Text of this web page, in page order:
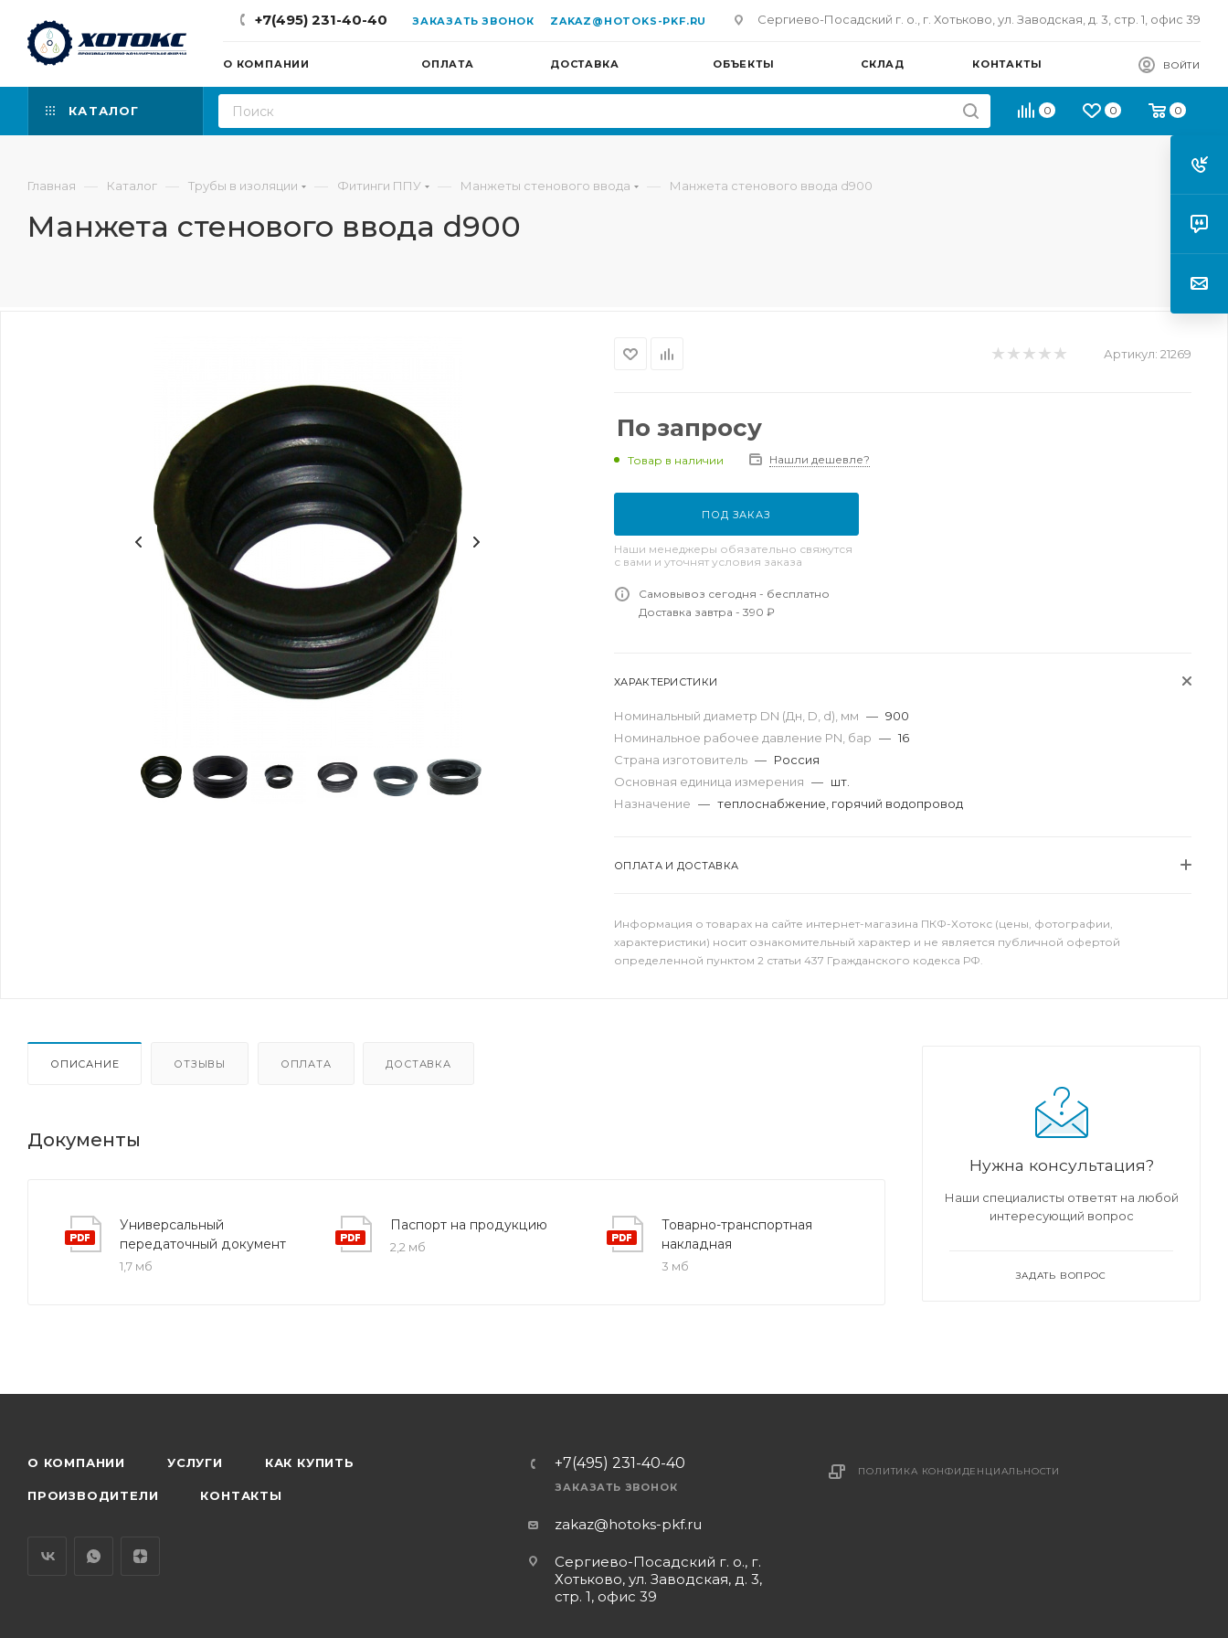
+7(495) 231-40-40 ЗАКАЗАТЬ ЗВОНОК ZAKAZ@HOTOKS-PKF.RU Сергиево-Посадский г. о., г. Хотьково, ул. Заводская, д. 3, стр. 1, офис 39
О КОМПАНИИ ОПЛАТА ДОСТАВКА ОБЪЕКТЫ СКЛАД КОНТАКТЫ ВОЙТИ
КАТАЛОГ 0 0 0
Главная — Каталог — Трубы в изоляции — Фитинги ППУ — Манжеты стенового ввода — Манжета стенового ввода d900
Манжета стенового ввода d900
Артикул: 21269
По запросу
Товар в наличии Нашли дешевле?
ПОД ЗАКАЗ
Наши менеджеры обязательно свяжутся
с вами и уточнят условия заказа
Самовывоз сегодня - бесплатно
Доставка завтра - 390 ₽
ХАРАКТЕРИСТИКИ
Номинальный диаметр DN (Дн, D, d), мм — 900
Номинальное рабочее давление PN, бар — 16
Страна изготовитель — Россия
Основная единица измерения — шт.
Назначение — теплоснабжение, горячий водопровод
ОПЛАТА И ДОСТАВКА
Информация о товарах на сайте интернет-магазина ПКФ-Хотокс (цены, фотографии,
характеристики) носит ознакомительный характер и не является публичной офертой
определенной пунктом 2 статьи 437 Гражданского кодекса РФ.
ОПИСАНИЕ ОТЗЫВЫ ОПЛАТА ДОСТАВКА
Документы
Универсальный
передаточный документ
1,7 мб
Паспорт на продукцию
2,2 мб
Товарно-транспортная
накладная
3 мб
Нужна консультация?
Наши специалисты ответят на любой
интересующий вопрос
ЗАДАТЬ ВОПРОС
О КОМПАНИИ УСЛУГИ КАК КУПИТЬ
ПРОИЗВОДИТЕЛИ КОНТАКТЫ
+7(495) 231-40-40
ЗАКАЗАТЬ ЗВОНОК
zakaz@hotoks-pkf.ru
Сергиево-Посадский г. о., г.
Хотьково, ул. Заводская, д. 3,
стр. 1, офис 39
ПОЛИТИКА КОНФИДЕНЦИАЛЬНОСТИ